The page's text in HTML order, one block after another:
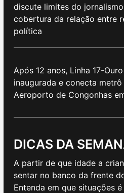
discute limites do
cobertura da relação entre
política
Após 12 anos, Linha 17-
inaugurada e conecta metrô
Aeroporto de Congonhas
DICAS DA
A partir de que idade a
sentar no banco da frente
Entenda em que situações